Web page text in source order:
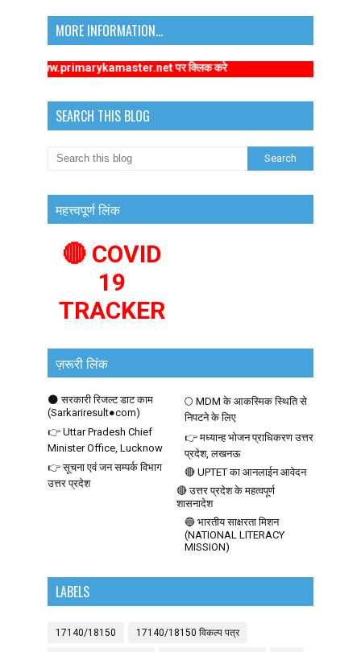
MORE INFORMATION...
www.primarykamaster.net पर क्लिक करे
SEARCH THIS BLOG
महत्त्वपूर्ण लिंक
🔴 COVID
19
TRACKER
ज़रूरी लिंक
🌑 सरकारी रिजल्ट डाट काम
(Sarkariresult●com)
🌕 MDM के आकस्मिक स्थिति से
निपटने के लिए
👉 Uttar Pradesh Chief
Minister Office, Lucknow
👉 मध्यान्ह भोजन प्राधिकरण उत्तर
प्रदेश, लखनऊ
👉 सूचना एवं जन सम्पर्क विभाग
उत्तर प्रदेश
🔴 UPTET का आनलाईन आवेदन
🔴 उत्तर प्रदेश के महत्वपूर्ण
शासनादेश
🔵 भारतीय साक्षरता मिशन
(NATIONAL LITERACY
MISSION)
LABELS
17140/18150 17140/18150 विकल्प पत्र